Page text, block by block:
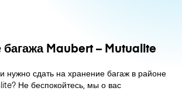
Maubert – Mutualite
нужно сдать на хранение багаж в районе
Не беспокойтесь, мы о вас